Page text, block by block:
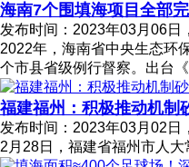
海南7个围填海项目全部
发布时间：2023年03月06日
2022年，海南省中央生态环
个市县省级例行督察。出台
福建福州：积极推动机制
发布时间：2023年03月02日
2月28日，福建省福州市人